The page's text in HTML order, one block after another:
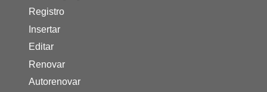
Registro
Insertar
Editar
Renovar
Autorenovar